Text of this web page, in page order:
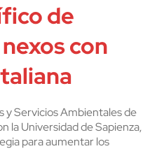
de
con
y Servicios Ambientales de
la Universidad de Sapienza,
para aumentar los